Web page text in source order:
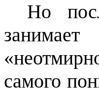
Но
самого